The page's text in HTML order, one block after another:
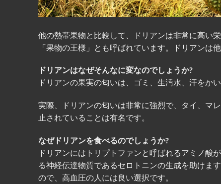
他の熱帯果物と比較して、ドリアンは非常に高い
「果物の王様」とも呼ばれています。ドリアンは
ドリアンはなぜそんなに変なのでしょうか?
ドリアンの果実の匂いは、ゴミ、生汚水、汗をか
実際、ドリアンの匂いは非常に強烈で、タイ、マ
止されていることは有名です。
なぜドリアンを食べるのでしょうか?
ドリアンにはトリプトファンと呼ばれるアミノ酸
る神経伝達物質であるセロトニンの生成を助けま
ので、高血圧の人には良い選択です。